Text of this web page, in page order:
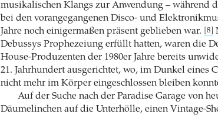
musikalischen Klangs zur Anwendung – während
bei den vorangegangenen Disco- und
Jahre noch einigermaßen präsent geblieben war.
[8]
Debussys Prophezeiung erfüllt hatten, waren die
House-Produzenten der 1980er Jahre bereits
21. Jahrhundert ausgerichtet, wo, im Dunkel eines
nicht mehr im Körper eingeschlossen bleiben
Auf der Suche nach der Paradise Garage von
Däumelinchen auf die Unterhölle, einen Vintage-